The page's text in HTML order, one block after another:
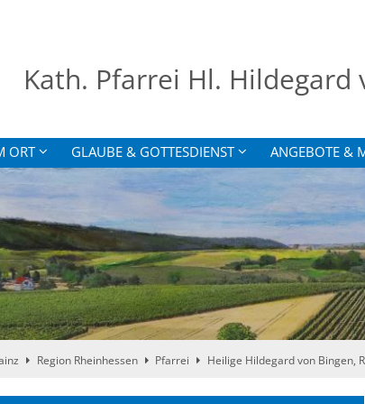
Kath. Pfarrei Hl. Hildegard
ORT GLAUBE & GOTTESDIENST ANGEBOTE &
Region Rheinhessen Pfarrei Heilige Hildegard von Bingen,